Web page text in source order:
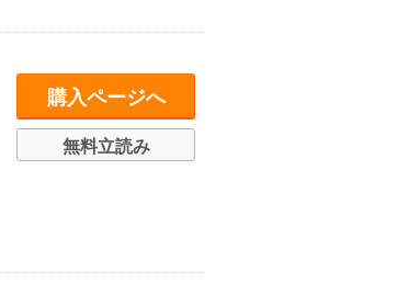
購入ページへ
無料立読み